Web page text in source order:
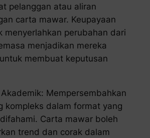
pelanggan atau aliran
carta mawar. Keupayaan
menyerlahkan perubahan dari
menjadikan mereka
membuat keputusan
Mempersembahkan
kompleks dalam format yang
Carta mawar boleh
trend dan corak dalam